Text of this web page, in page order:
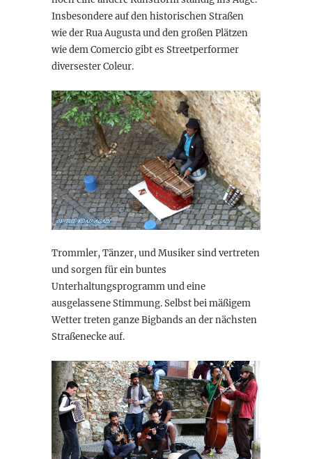
Insbesondere auf den historischen Straßen
wie der Rua Augusta und den großen Plätzen
wie dem Comercio gibt es Streetperformer
diversester Coleur.
Trommler, Tänzer, und Musiker sind vertreten
und sorgen für ein buntes
Unterhaltungsprogramm und eine
ausgelassene Stimmung. Selbst bei mäßigem
Wetter treten ganze Bigbands an der nächsten
Straßenecke auf.